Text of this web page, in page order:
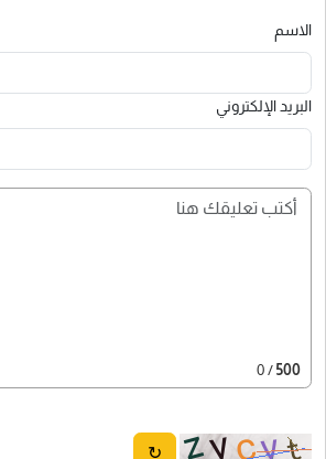
الاسم
البريد الإلكتروني
500
/ 0
↻